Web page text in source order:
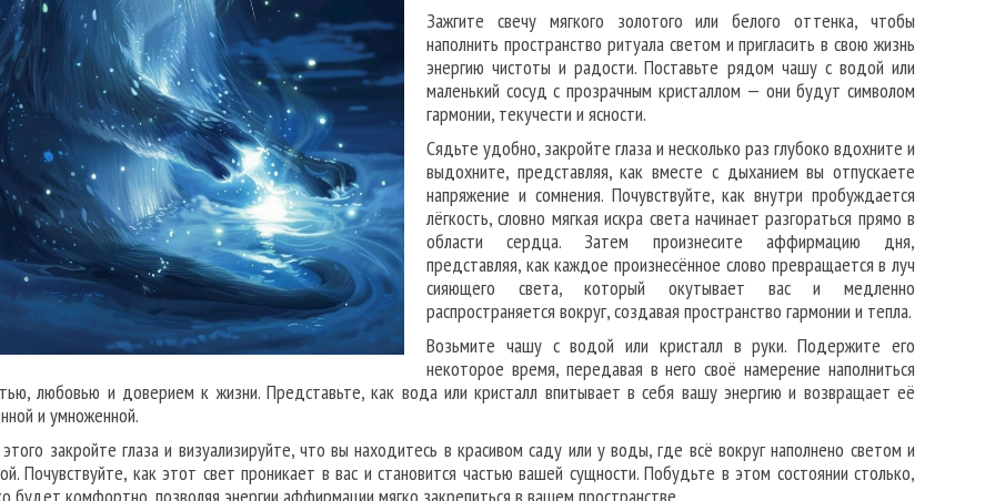
Зажгите свечу мягкого золотого или белого оттенка, чтобы
наполнить пространство ритуала светом и пригласить в свою жизнь
энергию чистоты и радости. Поставьте рядом чашу с водой или
маленький сосуд с прозрачным кристаллом — они будут символом
гармонии, текучести и ясности.
Сядьте удобно, закройте глаза и несколько раз глубоко вдохните и
выдохните, представляя, как вместе с дыханием вы отпускаете
напряжение и сомнения. Почувствуйте, как внутри пробуждается
лёгкость, словно мягкая искра света начинает разгораться прямо в
области сердца. Затем произнесите аффирмацию дня,
представляя, как каждое произнесённое слово превращается в луч
сияющего света, который окутывает вас и медленно
распространяется вокруг, создавая пространство гармонии и тепла.
Возьмите чашу с водой или кристалл в руки. Подержите его
некоторое время, передавая в него своё намерение наполниться
любовью и доверием к жизни. Представьте, как вода или кристалл впитывает в себя вашу энергию и возвращает её
и умноженной.
закройте глаза и визуализируйте, что вы находитесь в красивом саду или у воды, где всё вокруг наполнено светом и
Почувствуйте, как этот свет проникает в вас и становится частью вашей сущности. Побудьте в этом состоянии столько,